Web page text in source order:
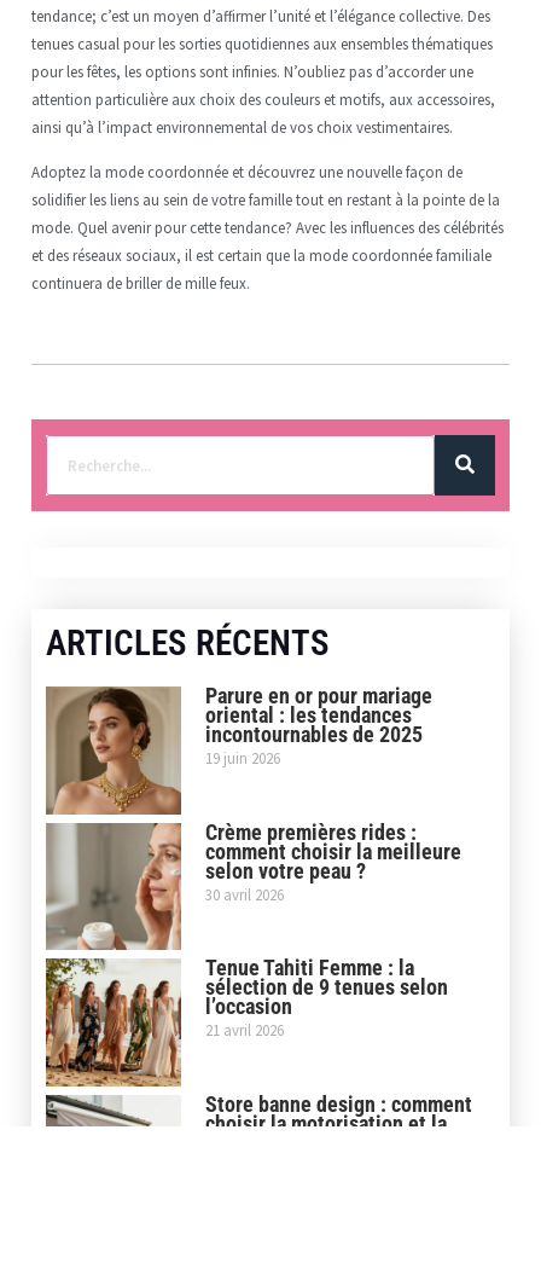
ARTICLES RÉCENTS
Parure en or pour mariage
oriental : les tendances
incontournables de 2025
19 juin 2026
Crème premières rides :
comment choisir la meilleure
selon votre peau ?
30 avril 2026
Tenue Tahiti Femme : la
sélection de 9 tenues selon
l’occasion
21 avril 2026
Store banne design : comment
choisir la motorisation et la
tendance; c’est un moyen d’affirmer l’unité et l’élégance collective. Des
tenues casual pour les sorties quotidiennes aux ensembles thématiques
pour les fêtes, les options sont infinies. N’oubliez pas d’accorder une
attention particulière aux choix des couleurs et motifs, aux accessoires,
ainsi qu’à l’impact environnemental de vos choix vestimentaires.
Adoptez la mode coordonnée et découvrez une nouvelle façon de
solidifier les liens au sein de votre famille tout en restant à la pointe de la
mode. Quel avenir pour cette tendance? Avec les influences des célébrités
et des réseaux sociaux, il est certain que la mode coordonnée familiale
continuera de briller de mille feux.